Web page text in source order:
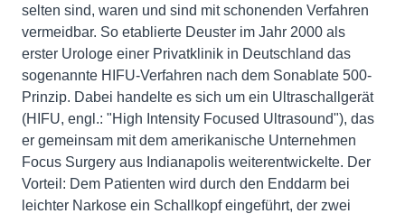
selten sind, waren und sind mit schonenden Verfahren
vermeidbar. So etablierte Deuster im Jahr 2000 als
erster Urologe einer Privatklinik in Deutschland das
sogenannte HIFU-Verfahren nach dem Sonablate 500-
Prinzip. Dabei handelte es sich um ein Ultraschallgerät
(HIFU, engl.: "High Intensity Focused Ultrasound"), das
er gemeinsam mit dem amerikanische Unternehmen
Focus Surgery aus Indianapolis weiterentwickelte. Der
Vorteil: Dem Patienten wird durch den Enddarm bei
leichter Narkose ein Schallkopf eingeführt, der zwei